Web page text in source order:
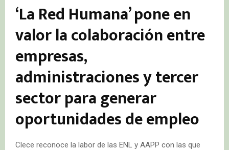
‘La Red Humana’ pone en
valor la colaboración entre
empresas,
administraciones y tercer
sector para generar
oportunidades de empleo
Clece reconoce la labor de las ENL y AAPP con las que